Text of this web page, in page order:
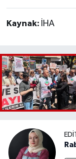
Kaynak: İHA